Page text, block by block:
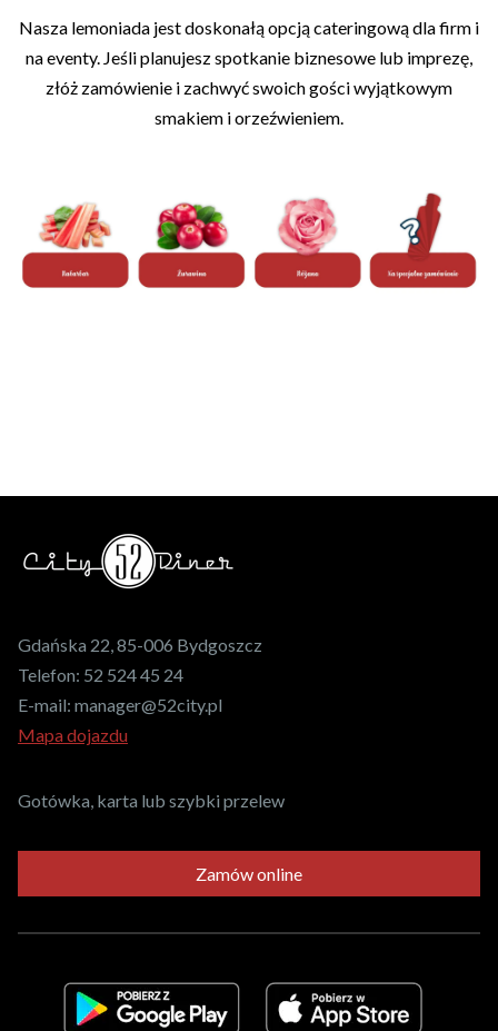
Nasza lemoniada jest doskonałą opcją cateringową dla firm i
na eventy. Jeśli planujesz spotkanie biznesowe lub imprezę,
złóż zamówienie i zachwyć swoich gości wyjątkowym
smakiem i orzeźwieniem.
Gdańska 22, 85-006 Bydgoszcz
Telefon: 52 524 45 24
E-mail: manager@52city.pl
Mapa dojazdu
Gotówka, karta lub szybki przelew
Zamów online